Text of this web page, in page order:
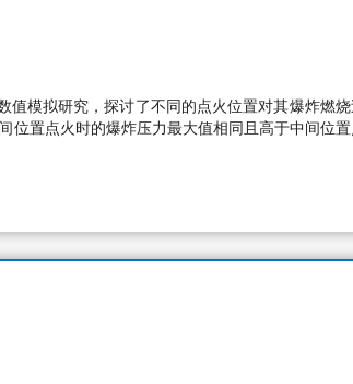
值模拟研究，探讨了不同的点火位置对其爆炸燃
位置点火时的爆炸压力最大值相同且高于中间位